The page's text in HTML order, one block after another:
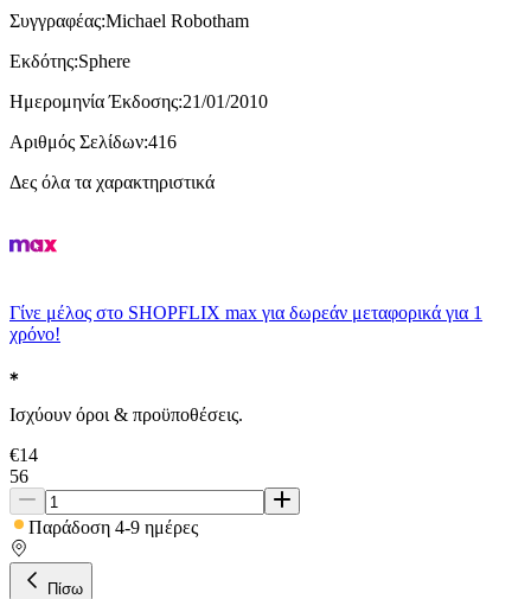
Συγγραφέας:Michael Robotham
Εκδότης:Sphere
Ημερομηνία Έκδοσης:21/01/2010
Αριθμός Σελίδων:416
Δες όλα τα χαρακτηριστικά
Γίνε μέλος στο SHOPFLIX max για δωρεάν μεταφορικά για 1
χρόνο!
Ισχύουν όροι & προϋποθέσεις.
€14
56
Παράδοση 4-9 ημέρες
Πίσω